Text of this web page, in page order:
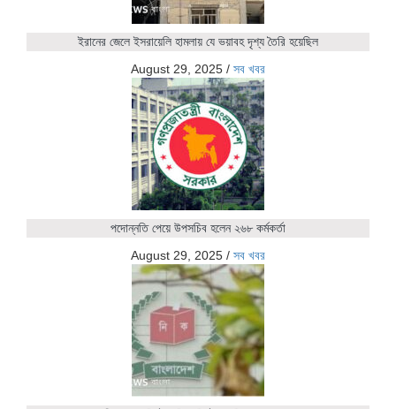
ইরানের জেলে ইসরায়েলি হামলায় যে ভয়াবহ দৃশ্য তৈরি হয়েছিল
August 29, 2025 / সব খবর
পদোন্নতি পেয়ে উপসচিব হলেন ২৬৮ কর্মকর্তা
August 29, 2025 / সব খবর